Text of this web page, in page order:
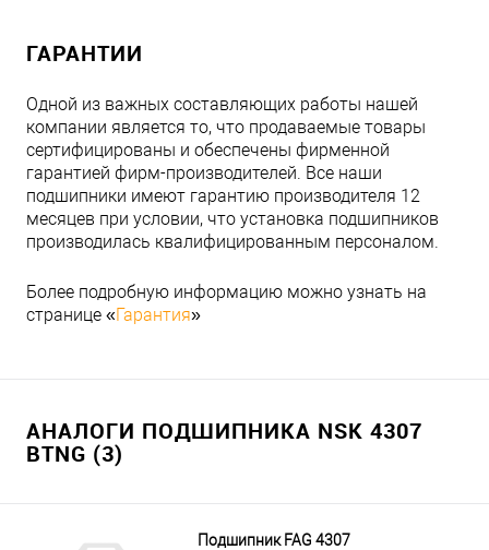
ГАРАНТИИ
Одной из важных составляющих работы нашей
компании является то, что продаваемые товары
сертифицированы и обеспечены фирменной
гарантией фирм-производителей. Все наши
подшипники имеют гарантию производителя 12
месяцев при условии, что установка подшипников
производилась квалифицированным персоналом.
Более подробную информацию можно узнать на
странице «Гарантия»
АНАЛОГИ ПОДШИПНИКА NSK 4307
BTNG (3)
Подшипник FAG 4307